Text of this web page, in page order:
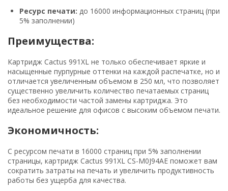
Ресурс печати: до 16000 информационных страниц (при
5% заполнении)
Преимущества:
Картридж Cactus 991XL не только обеспечивает яркие и
насыщенные пурпурные оттенки на каждой распечатке, но и
отличается увеличенным объемом в 250 мл, что позволяет
существенно увеличить количество печатаемых страниц
без необходимости частой замены картриджа. Это
идеальное решение для офисов с высоким объемом печати.
Экономичность:
С ресурсом печати в 16000 страниц при 5% заполнении
страницы, картридж Cactus 991XL CS-M0J94AE поможет вам
сократить затраты на печать и увеличить продуктивность
работы без ущерба для качества.